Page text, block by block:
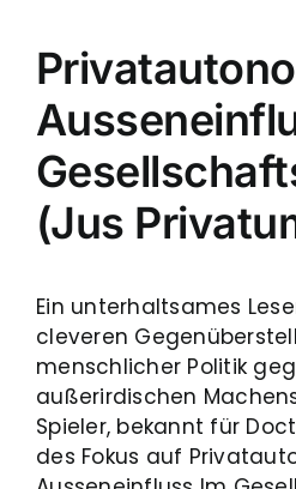
(Jus
Ein unterhaltsames
cleveren
menschlicher Politik
außerirdischen
Spieler, bekannt für
des Fokus auf